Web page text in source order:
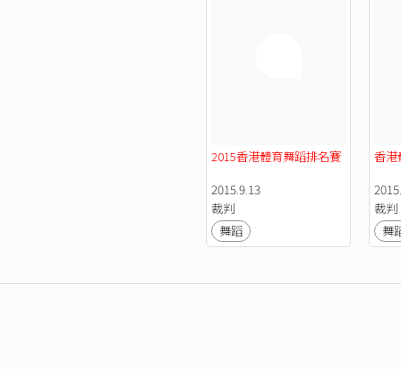
2015香港體育舞蹈排名賽
2015.9.13
裁判
舞蹈
香港
裁判
舞